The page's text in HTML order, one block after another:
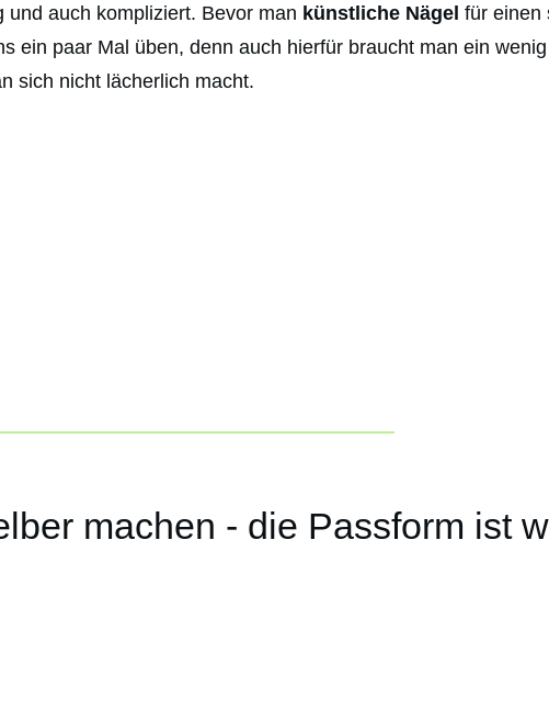
auch kompliziert. Bevor man künstliche Nägel für einen
ein paar Mal üben, denn auch hierfür braucht man ein
sich nicht lächerlich macht.
machen - die Passform ist